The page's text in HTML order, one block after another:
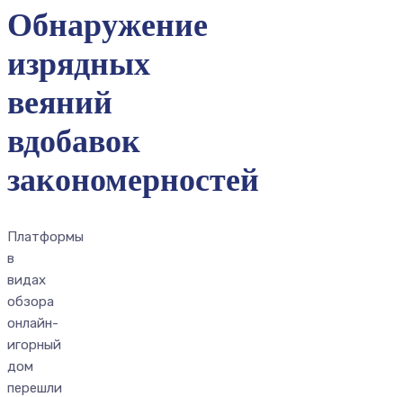
Обнаружение
изрядных
веяний
вдобавок
закономерностей
Платформы
в
видах
обзора
онлайн-
игорный
дом
перешли